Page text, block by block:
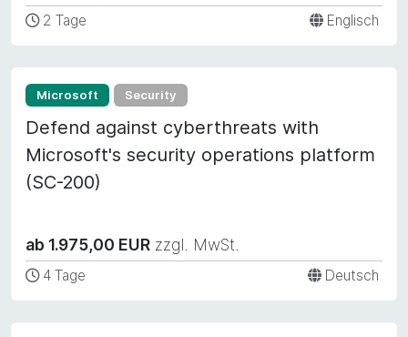
2 Tage Englisch
Microsoft Security
Defend against cyberthreats with
Microsoft's security operations platform
(SC-200)
ab 1.975,00 EUR zzgl. MwSt.
4 Tage Deutsch